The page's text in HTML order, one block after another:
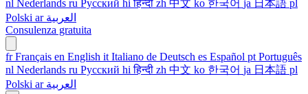
nl Nederlands ru Русский hi हिन्दी zh 中文 ko 한국어 ja 日本語 pl
Polski ar العربية
Consulenza gratuita
frFrançais en English it Italiano de Deutsch es Español pt Português
nl Nederlands ru Русский hi हिन्दी zh 中文 ko 한국어 ja 日本語 pl
Polski ar العربية